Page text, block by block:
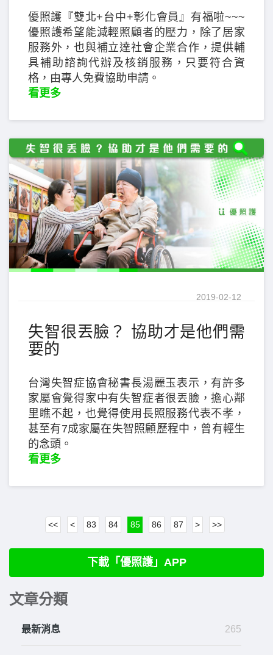
優照護『雙北+台中+彰化會員』有福啦~~~
優照護希望能減輕照顧者的壓力，除了居家
服務外，也與補立達社會企業合作，提供輔
具補助諮詢代辦及核銷服務，只要符合資
格，由專人免費協助申請。
看更多
2019-02-12
失智很丟臉？ 協助才是他們需
要的
台灣失智症協會秘書長湯麗玉表示，有許多
家屬會覺得家中有失智症者很丟臉，擔心鄰
里瞧不起，也覺得使用長照服務代表不孝，
甚至有7成家屬在失智照顧歷程中，曾有輕生
的念頭。
看更多
<< < 83 84 85 86 87 > >>
下載「優照護」APP
文章分類
最新消息 265